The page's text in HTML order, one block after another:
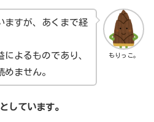
もりっこ。
ますが、あくまで経
よるものであり、
ません。
しています。